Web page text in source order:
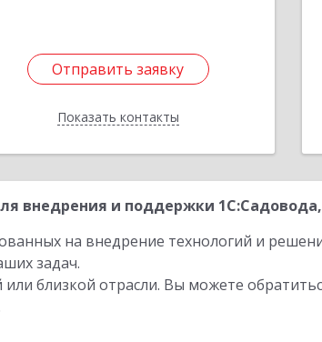
Отправить заявку
Показать контакты
Отправить заявку
Назад
внедрения и поддержки
на внедрение технологий и
задач.
близкой отрасли. Вы можете